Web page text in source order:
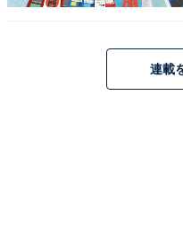
連載